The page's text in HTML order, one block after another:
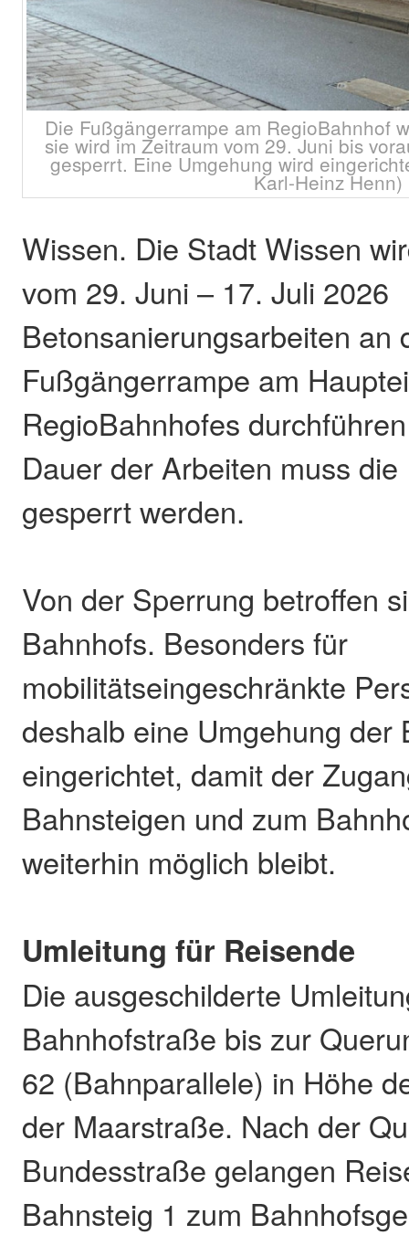
Die Fußgängerrampe am RegioBahnhof
sie wird im Zeitraum vom 29. Juni bis
gesperrt. Eine Umgehung wird
Karl-Heinz Henn)
Wissen. Die Stadt Wissen
vom 29. Juni – 17. Juli 2026
Betonsanierungsarbeiten an
Fußgängerrampe am
RegioBahnhofes
Dauer der Arbeiten muss
gesperrt werden.
Von der Sperrung betroffen
Bahnhofs. Besonders für
mobilitätseingeschränkte
deshalb eine Umgehung der
eingerichtet, damit der
Bahnsteigen und zum
weiterhin möglich bleibt.
Umleitung für Reisende
Die ausgeschilderte
Bahnhofstraße bis zur
62 (Bahnparallele) in Höhe
der Maarstraße. Nach der
Bundesstraße gelangen
Bahnsteig 1 zum